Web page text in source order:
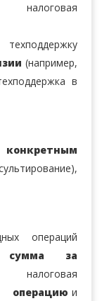
налоговая
(например,
в
операций
сумма за
операцию и